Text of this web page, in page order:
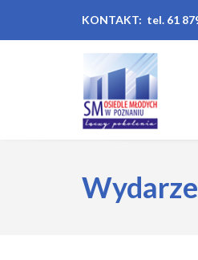
KONTAKT: tel. 61